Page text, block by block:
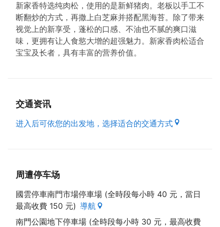
新家香特选纯肉松，使用的是新鲜猪肉。老板以手工不
断翻炒的方式，再撒上白芝麻并搭配黑海苔。除了带来
视觉上的新享受，蓬松的口感、不油也不腻的爽口滋
味，更拥有让人食慾大增的超强魅力。新家香肉松适合
宝宝及长者，具有丰富的营养价值。
交通资讯
进入后可依您的出发地，选择适合的交通方式
周遭停车场
國雲停車南門市場停車場 (全時段每小時 40 元，當日
最高收費 150 元) 導航
南門公園地下停車場 (全時段每小時 30 元，最高收費